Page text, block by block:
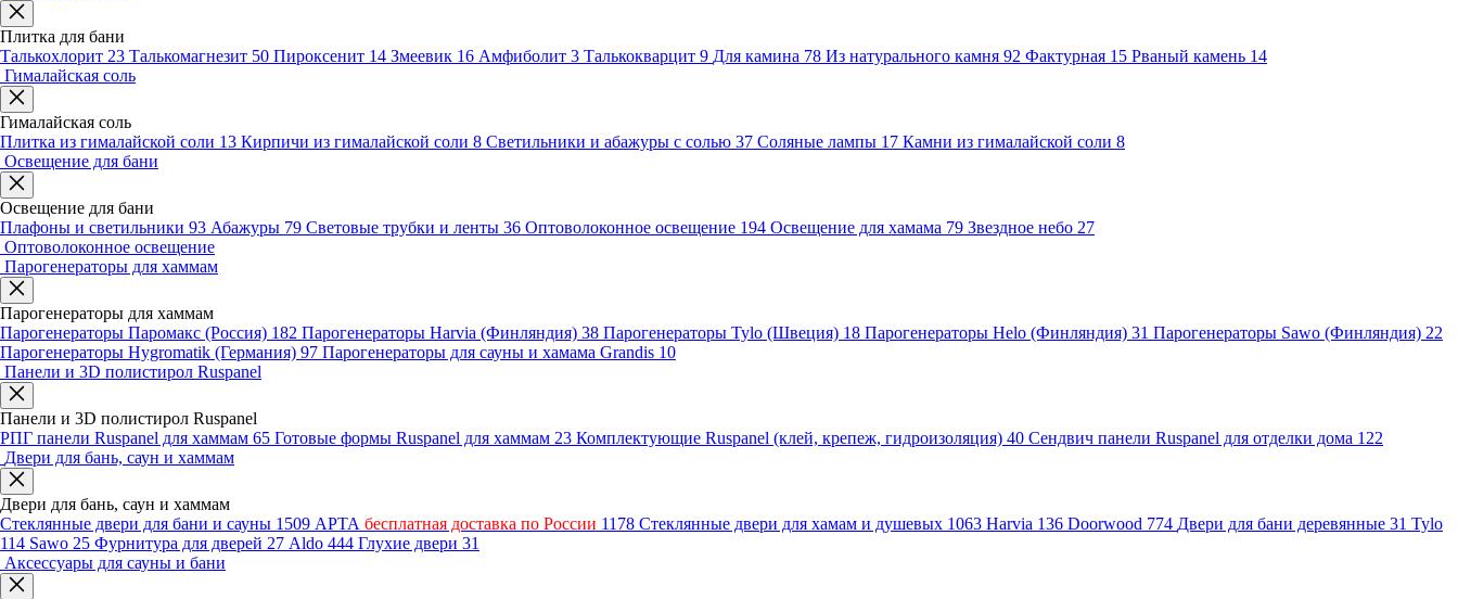
Плитка для бани
Талькохлорит 23 Талькомагнезит 50 Пироксенит 14 Змеевик 16 Амфиболит 3 Талькокварцит 9 Для камина 78 Из натурального камня 92 Фактурная 15 Рваный камень 14
Гималайская соль
Гималайская соль
Плитка из гималайской соли 13 Кирпичи из гималайской соли 8 Светильники и абажуры с солью 37 Соляные лампы 17 Камни из гималайской соли 8
Освещение для бани
Освещение для бани
Плафоны и светильники 93 Абажуры 79 Световые трубки и ленты 36 Оптоволоконное освещение 194 Освещение для хамама 79 Звездное небо 27
Оптоволоконное освещение
Парогенераторы для хаммам
Парогенераторы для хаммам
Парогенераторы Паромакс (Россия) 182 Парогенераторы Harvia (Финляндия) 38 Парогенераторы Tylo (Швеция) 18 Парогенераторы Helo (Финляндия) 31 Парогенераторы Sawo (Финляндия) 22
Парогенераторы Hygromatik (Германия) 97 Парогенераторы для сауны и хамама Grandis 10
Панели и 3D полистирол Ruspanel
Панели и 3D полистирол Ruspanel
РПГ панели Ruspanel для хаммам 65 Готовые формы Ruspanel для хаммам 23 Комплектующие Ruspanel (клей, крепеж, гидроизоляция) 40 Сендвич панели Ruspanel для отделки дома 122
Двери для бань, саун и хаммам
Двери для бань, саун и хаммам
Стеклянные двери для бани и сауны 1509 АРТА бесплатная доставка по России 1178 Стеклянные двери для хамам и душевых 1063 Harvia 136 Doorwood 774 Двери для бани деревянные 31 Tylo
114 Sawo 25 Фурнитура для дверей 27 Aldo 444 Глухие двери 31
Аксессуары для сауны и бани